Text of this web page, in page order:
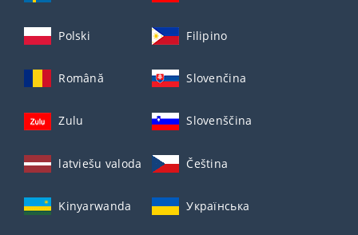
Polski Filipino
Română Slovenčina
Zulu Slovenščina
latviešu valoda Čeština
Kinyarwanda Українська